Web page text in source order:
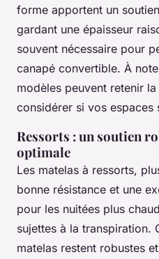
forme apportent un
gardant une épaisseur
souvent nécessaire pour
canapé convertible. À
modèles peuvent retenir
considérer si vos espaces
Ressorts : un soutien
optimale
Les matelas à ressorts,
bonne résistance et une
pour les nuitées plus
sujettes à la transpiration.
matelas restent robustes